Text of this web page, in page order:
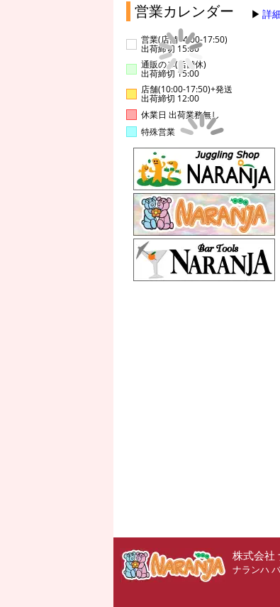
営業カレンダー 詳
営業(店舗14:00-17:50)
出荷締切 15:00
通販のみ(店舗休)
出荷締切 15:00
店舗(10:00-17:50)+発送
出荷締切 12:00
休業日 出荷業務無し
特殊営業
株式会社
ナランハ